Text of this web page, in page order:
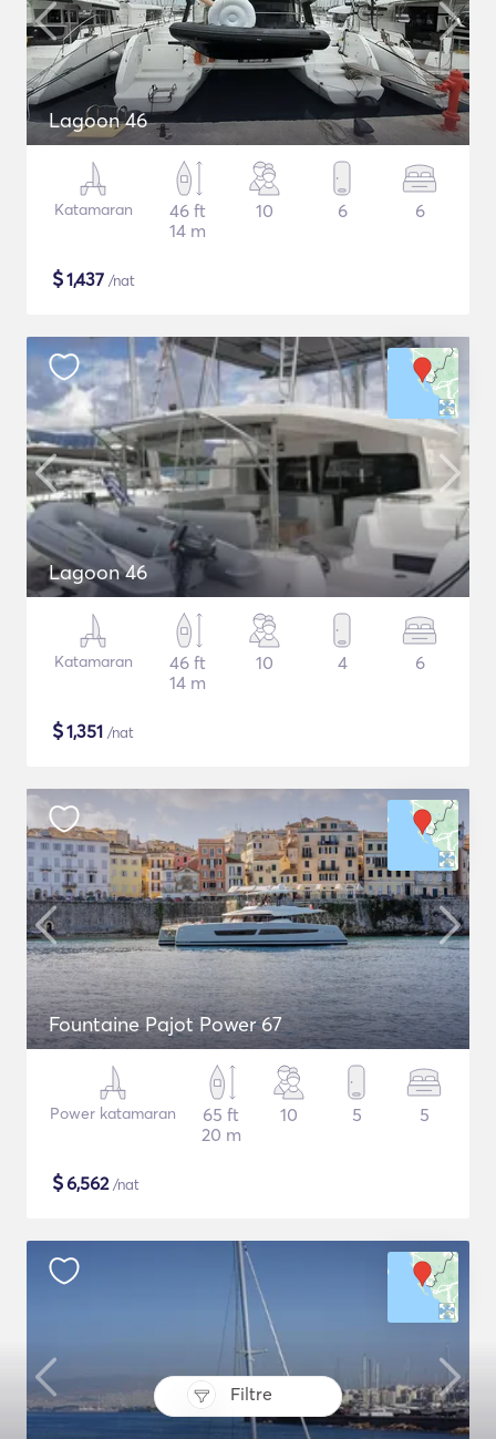
Filtre
Lagoon 46
Katamaran
46 ft
14 m
10 6 6
$1,437 /nat
Lagoon 46
Katamaran
46 ft
14 m
10 4 6
$1,351 /nat
Fountaine Pajot Power 67
Power katamaran
65 ft
20 m
10 5 5
$6,562/nat